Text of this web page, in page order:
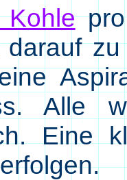
Kohlepro
Alle
Eine